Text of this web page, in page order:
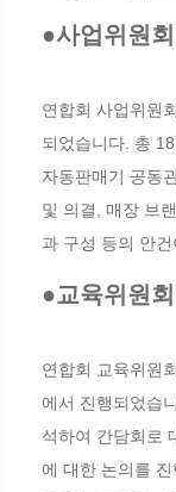
●사업위원
연합회 사업위원
되었습니다. 총
자동판매기 공동
및 의결, 매장 브
과 구성 등의 안건
●교육위원
연합회 교육위원
에서 진행되었습
석하여 간담회로
에 대한 논의를